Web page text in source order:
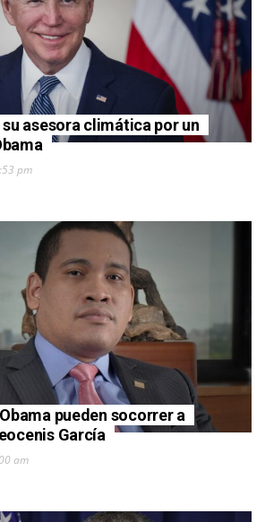
asesora climática por un
pm
pueden socorrer a
García
am